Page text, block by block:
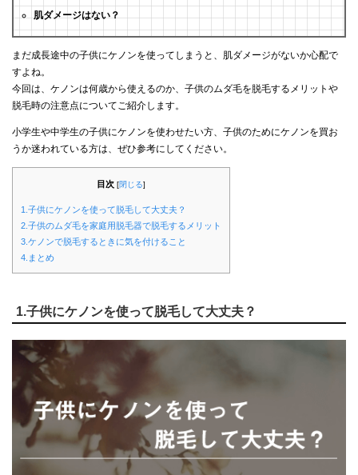
肌ダメージはない？
まだ成長途中の子供にケノンを使ってしまうと、肌ダメージがないか心配で
すよね。
今回は、ケノンは何歳から使えるのか、子供のムダ毛を脱毛するメリットや
脱毛時の注意点についてご紹介します。
小学生や中学生の子供にケノンを使わせたい方、子供のためにケノンを買お
うか迷われている方は、ぜひ参考にしてください。
目次 [閉じる]
1.子供にケノンを使って脱毛して大丈夫？
2.子供のムダ毛を家庭用脱毛器で脱毛するメリット
3.ケノンで脱毛するときに気を付けること
4.まとめ
1.子供にケノンを使って脱毛して大丈夫？